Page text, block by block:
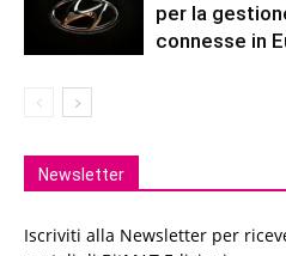
per la
connesse in
Newsletter
Iscriviti alla Newsletter per